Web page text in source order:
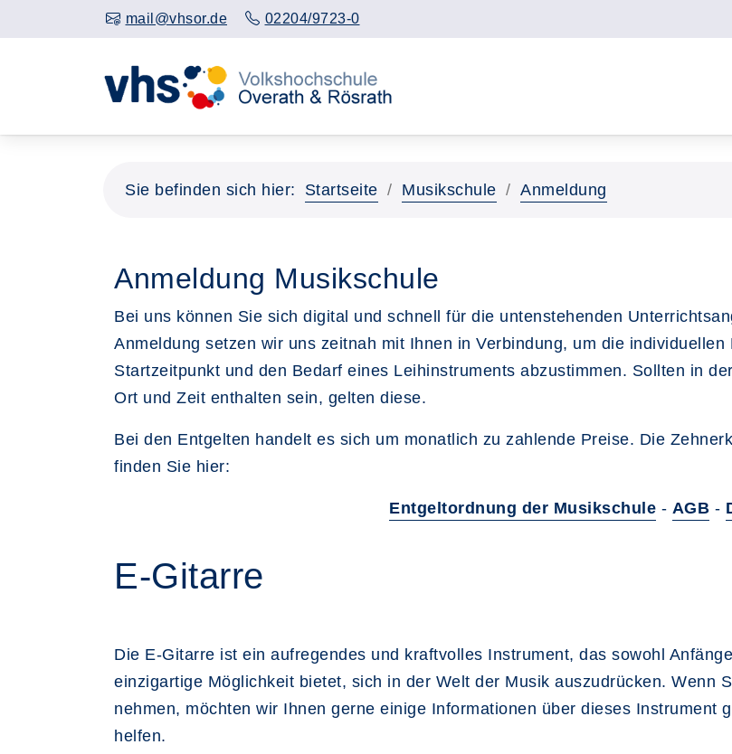
mail@vhsor.de 02204/9723-0
Sie befinden sich hier: Startseite Musikschule Anmeldung
Anmeldung Musikschule
Bei uns können Sie sich digital und schnell für die untenstehenden
Anmeldung setzen wir uns zeitnah mit Ihnen in Verbindung, um die
Startzeitpunkt und den Bedarf eines Leihinstruments abzustimmen. Sollten in
Ort und Zeit enthalten sein, gelten diese.
Bei den Entgelten handelt es sich um monatlich zu zahlende Preise. Die
finden Sie hier:
Entgeltordnung der Musikschule - AGB -
E-Gitarre
Die E-Gitarre ist ein aufregendes und kraftvolles Instrument, das sowohl
einzigartige Möglichkeit bietet, sich in der Welt der Musik auszudrücken. Wenn
nehmen, möchten wir Ihnen gerne einige Informationen über dieses Instrument
helfen.